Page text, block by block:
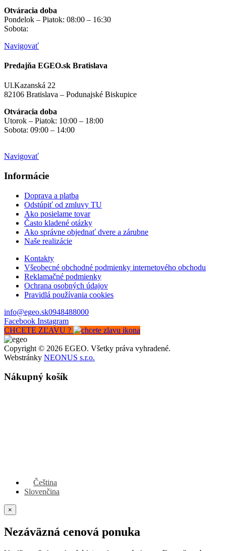
Otváracia doba
Pondelok – Piatok: 08:00 – 16:30
Sobota:
Navigovať
Predajňa EGEO.sk Bratislava
Ul.Kazanská 22
82106 Bratislava – Podunajské Biskupice
Otváracia doba
Utorok – Piatok: 10:00 – 18:00
Sobota: 09:00 – 14:00
Navigovať
Informácie
Doprava a platba
Odstúpiť od zmluvy TU
Ako posielame tovar
Často kladené otázky
Ako správne objednať dvere a zárubne
Naše realizácie
Kontakty
Všeobecné obchodné podmienky internetového obchodu
Reklamačné podmienky
Ochrana osobných údajov
Pravidlá používania cookies
info@egeo.sk0948488000
Facebook Instagram
CHCETE ZĽAVU ?
Copyright © 2026 EGEO. Všetky práva vyhradené.
Webstránky NEONUS s.r.o.
Nákupný košík
Čeština
Slovenčina
×
Nezáväzná cenová ponuka